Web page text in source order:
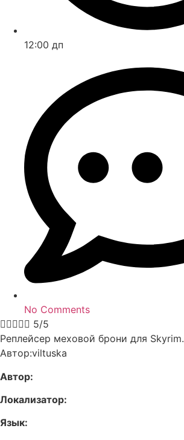
12:00 дп
No Comments
 5/5
Реплейсер меховой брони для Skyrim.
Автор:viltuska
Автор:
Локализатор:
Язык: